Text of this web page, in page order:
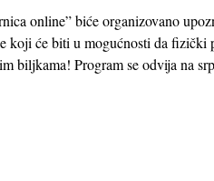
online” biće organizovano
koji će biti u mogućnosti da
biljkama! Program se odvija na